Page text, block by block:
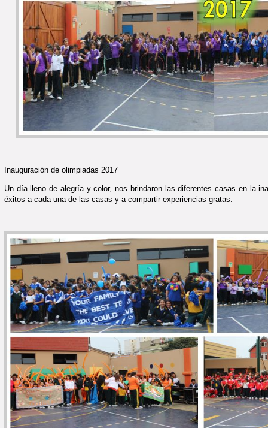
Inauguración de olimpiadas 2017
Un día lleno de alegría y color, nos brindaron las diferentes casas en la
éxitos a cada una de las casas y a compartir experiencias gratas.